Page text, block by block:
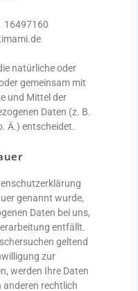
16497160
natürliche oder
gemeinsam mit
und Mittel der
Daten (z. B.
Ä.) entscheidet.
genannt wurde,
Daten bei uns,
entfällt.
geltend
zur
werden Ihre Daten
anderen rechtlich